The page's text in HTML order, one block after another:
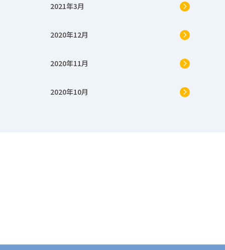
2021年3月
2020年12月
2020年11月
2020年10月